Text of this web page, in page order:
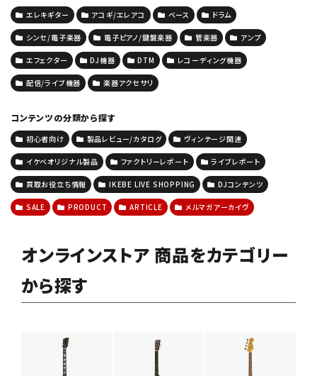
エレキギター アコギ/エレアコ ベース ドラム
シンセ/電子楽器 電子ピアノ/鍵盤楽器 管楽器 アンプ
エフェクター DJ機器 DTM レコーディング機器
配信/ライブ機器 楽器アクセサリ
コンテンツの分類から探す
初心者向け 製品レビュー/カタログ ヴィンテージ関連
イケベオリジナル製品 ファクトリーレポート ライブレポート
買取お役立ち情報 IKEBE LIVE SHOPPING DJコンテンツ
SALE PRODUCT ARTICLE メルマガアーカイヴ
オンラインストア 商品をカテゴリー
から探す